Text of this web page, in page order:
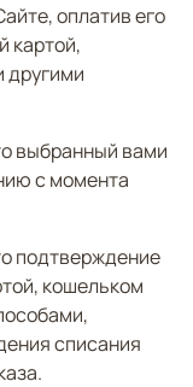
оплатив его
картой,
другими
выбранный вами
с момента
подтверждение
кошельком
списания